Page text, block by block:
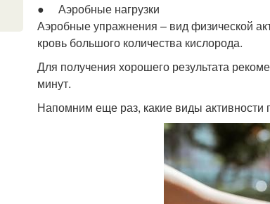
● Аэробные нагрузки
Аэробные упражнения – вид физической
кровь большого количества кислорода.
Для получения хорошего результата
минут.
Напомним еще раз, какие виды активности